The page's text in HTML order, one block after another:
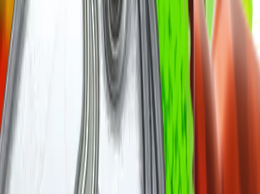
к сувенирным предметам,
BLAST.tv Austin 2025. Его можно
рынке.
стоит примерно 0,36 доллара, что
на вторичном рынке. Цена может
от спроса и предложения.